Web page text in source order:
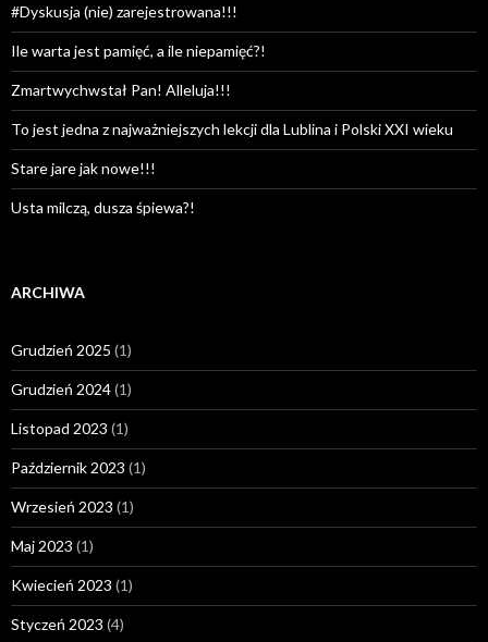
#Dyskusja (nie) zarejestrowana!!!
Ile warta jest pamięć, a ile niepamięć?!
Zmartwychwstał Pan! Alleluja!!!
To jest jedna z najważniejszych lekcji dla Lublina i Polski XXI wieku
Stare jare jak nowe!!!
Usta milczą, dusza śpiewa?!
ARCHIWA
Grudzień 2025 (1)
Grudzień 2024(1)
Listopad 2023 (1)
Październik 2023 (1)
Wrzesień 2023 (1)
Maj 2023 (1)
Kwiecień 2023 (1)
Styczeń 2023 (4)